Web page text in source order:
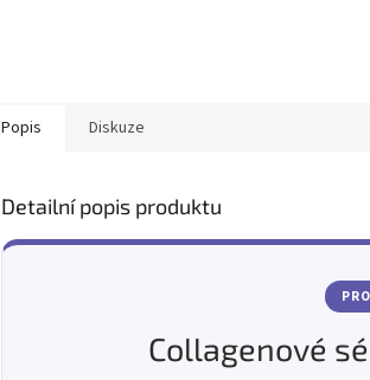
Popis Diskuze
Detailní popis produktu
Collagenové